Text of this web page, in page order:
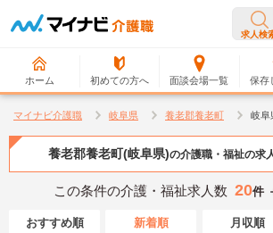
求人検
ホーム 初めての方へ 面談会場一覧 保存
マイナビ介護職 岐阜県 養老郡養老町 岐阜
養老郡養老町(岐阜県)の介護職・福祉の求
この条件の介護・福祉求人数 20件
おすすめ順 新着順 月収順